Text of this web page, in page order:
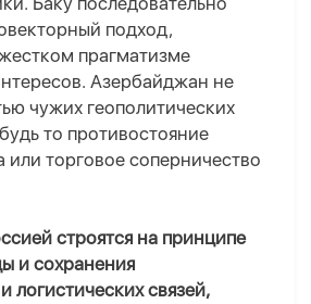
подход,
прагматизме
Азербайджан не
чужих геополитических
то противостояние
или торговое соперничество
строятся на принципе
и сохранения
логистических связей,